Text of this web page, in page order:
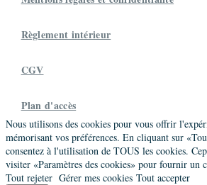
Règlement intérieur
CGV
Plan d'accès
Nous utilisons des cookies pour vous offrir
mémorisant vos préférences. En cliquant sur
consentez à l'utilisation de TOUS les cookies.
visiter «Paramètres des cookies» pour fournir un
Tout rejeter Gérer mes cookies Tout accepter